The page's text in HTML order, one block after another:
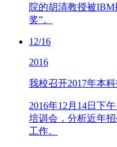
院的胡清教授被
奖”。
12/16
2016
我校召开2017年本
2016年12月14日下
培训会，分析近年
工作。